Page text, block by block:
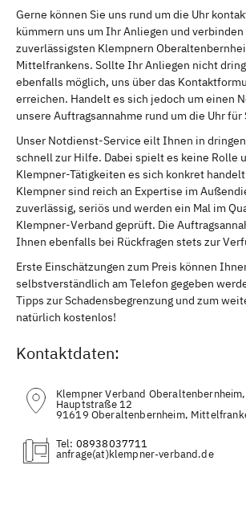
Gerne können Sie uns rund um die Uhr
kümmern uns um Ihr Anliegen und verbinden
zuverlässigsten Klempnern
Mittelfrankens. Sollte Ihr Anliegen nicht
ebenfalls möglich, uns über das
erreichen. Handelt es sich jedoch um einen
unsere Auftragsannahme rund um die Uhr für
Unser Notdienst-Service eilt Ihnen in
schnell zur Hilfe. Dabei spielt es keine Rolle
Klempner-Tätigkeiten es sich konkret
Klempner sind reich an Expertise im
zuverlässig, seriös und werden ein Mal im
Klempner-Verband geprüft. Die
Ihnen ebenfalls bei Rückfragen stets zur
Erste Einschätzungen zum Preis können
selbstverständlich am Telefon gegeben
Tipps zur Schadensbegrenzung und zum
natürlich kostenlos!
Kontaktdaten:
Klempner Verband
Hauptstraße 12
91619 Oberaltenbernheim,
Tel: 08938037711
(at)